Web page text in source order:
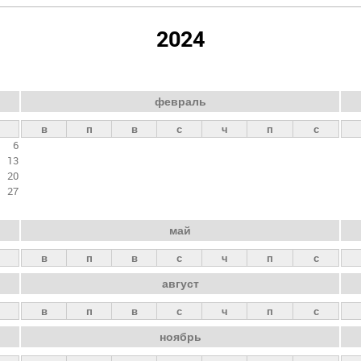
2024
6
13
20
27
февраль
в п в с ч п с
май
в п в с ч п с
август
в п в с ч п с
ноябрь